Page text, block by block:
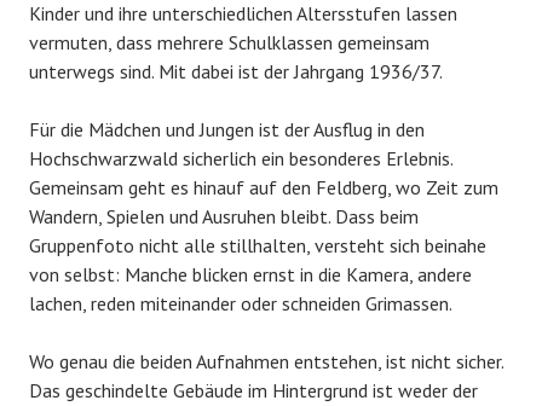
Kinder und ihre unterschiedlichen Altersstufen lassen
vermuten, dass mehrere Schulklassen gemeinsam
unterwegs sind. Mit dabei ist der Jahrgang 1936/37.
Für die Mädchen und Jungen ist der Ausflug in den
Hochschwarzwald sicherlich ein besonderes Erlebnis.
Gemeinsam geht es hinauf auf den Feldberg, wo Zeit zum
Wandern, Spielen und Ausruhen bleibt. Dass beim
Gruppenfoto nicht alle stillhalten, versteht sich beinahe
von selbst: Manche blicken ernst in die Kamera, andere
lachen, reden miteinander oder schneiden Grimassen.
Wo genau die beiden Aufnahmen entstehen, ist nicht sicher.
Das geschindelte Gebäude im Hintergrund ist weder der